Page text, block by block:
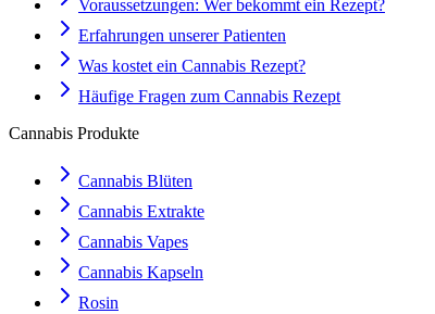
Voraussetzungen: Wer bekommt ein Rezept?
Erfahrungen unserer Patienten
Was kostet ein Cannabis Rezept?
Häufige Fragen zum Cannabis Rezept
Cannabis Produkte
Cannabis Blüten
Cannabis Extrakte
Cannabis Vapes
Cannabis Kapseln
Rosin